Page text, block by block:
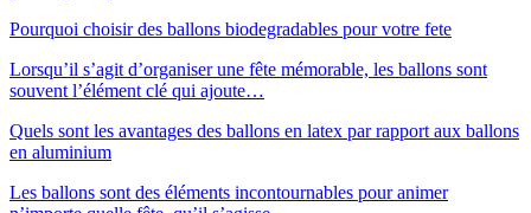
Pourquoi choisir des ballons biodegradables pour votre fete
Lorsqu’il s’agit d’organiser une fête mémorable, les ballons sont
souvent l’élément clé qui ajoute…
Quels sont les avantages des ballons en latex par rapport aux ballons
en aluminium
Les ballons sont des éléments incontournables pour animer